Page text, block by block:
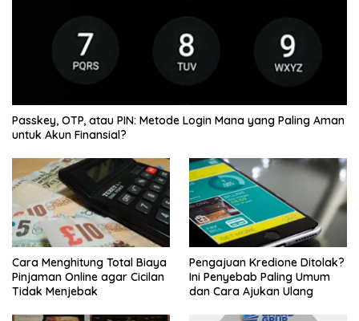
Passkey, OTP, atau PIN: Metode Login Mana yang Paling Aman
untuk Akun Finansial?
Cara Menghitung Total Biaya
Pinjaman Online agar Cicilan
Tidak Menjebak
Pengajuan Kredione Ditolak?
Ini Penyebab Paling Umum
dan Cara Ajukan Ulang